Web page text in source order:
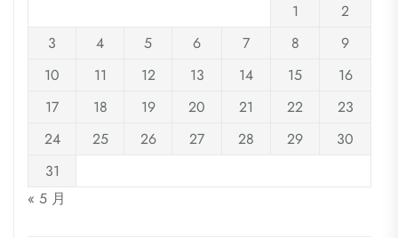
1
2
3
4 5 6 7 8
9
10
11 12 13 14 15
16
17
18 19 20 21 22
23
24
25 26 27 28 29
30
31
« 5 月